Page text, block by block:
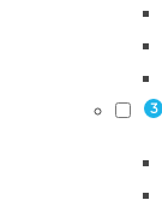
3